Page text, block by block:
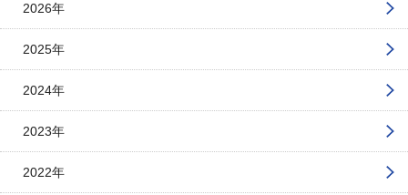
2026年
2025年
2024年
2023年
2022年